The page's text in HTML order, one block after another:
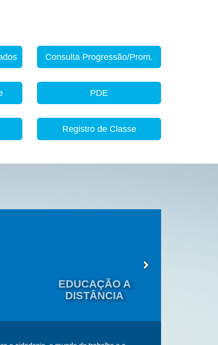
Consulta Progressão/Prom.
PDE
Registro de Classe
EDUCAÇÃO A
DISTÂNCIA